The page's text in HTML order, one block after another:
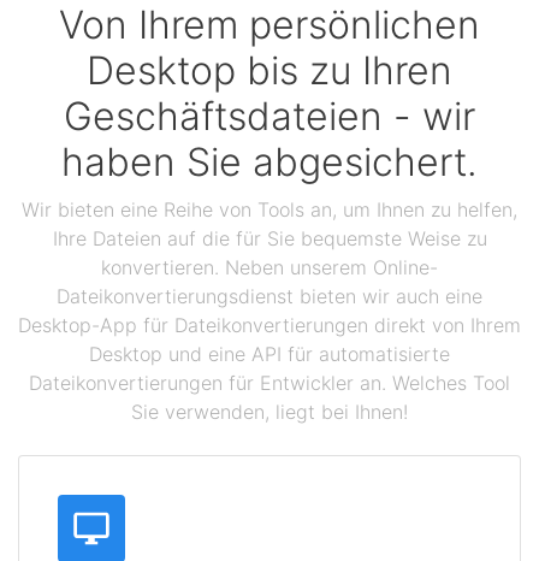
Von Ihrem persönlichen
Desktop bis zu Ihren
Geschäftsdateien - wir
haben Sie abgesichert.
Wir bieten eine Reihe von Tools an, um Ihnen zu helfen,
Ihre Dateien auf die für Sie bequemste Weise zu
konvertieren. Neben unserem Online-
Dateikonvertierungsdienst bieten wir auch eine
Desktop-App für Dateikonvertierungen direkt von Ihrem
Desktop und eine API für automatisierte
Dateikonvertierungen für Entwickler an. Welches Tool
Sie verwenden, liegt bei Ihnen!